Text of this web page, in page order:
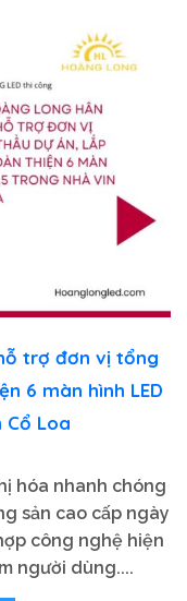
trợ đơn vị tổng
6 màn hình LED
Cổ Loa
hóa nhanh chóng
sản cao cấp ngày
công nghệ hiện
người dùng....